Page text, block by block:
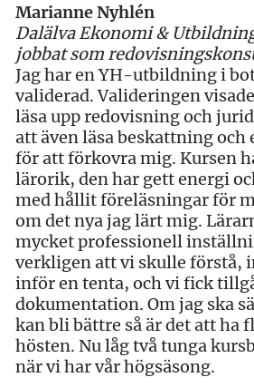
Marianne Nyhlén
Dalälva Ekonomi &
jobbat som
Jag har en YH-utbildning i
validerad. Valideringen
läsa upp redovisning och
att även läsa beskattning
för att förkovra mig. Kursen
lärorik, den har gett energi
med hållit föreläsningar för
om det nya jag lärt mig.
mycket professionell
verkligen att vi skulle förstå,
inför en tenta, och vi fick
dokumentation. Om jag ska
kan bli bättre så är det att ha
hösten. Nu låg två tunga
när vi har vår högsäsong.